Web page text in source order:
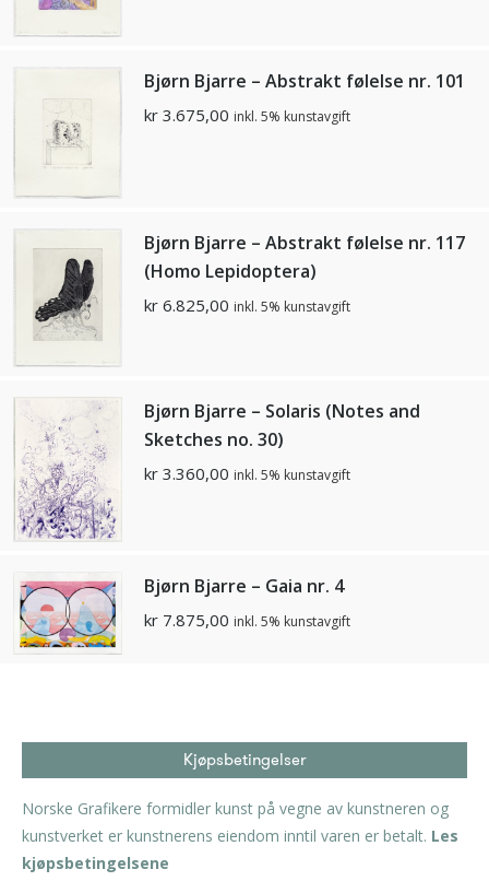
Bjørn Bjarre – Abstrakt følelse nr. 101
kr 3.675,00 inkl. 5% kunstavgift
Bjørn Bjarre – Abstrakt følelse nr. 117
(Homo Lepidoptera)
kr 6.825,00 inkl. 5% kunstavgift
Bjørn Bjarre – Solaris (Notes and
Sketches no. 30)
kr 3.360,00 inkl. 5% kunstavgift
Bjørn Bjarre – Gaia nr. 4
kr 7.875,00 inkl. 5% kunstavgift
Kjøpsbetingelser
Norske Grafikere formidler kunst på vegne av kunstneren og
kunstverket er kunstnerens eiendom inntil varen er betalt. Les
kjøpsbetingelsene